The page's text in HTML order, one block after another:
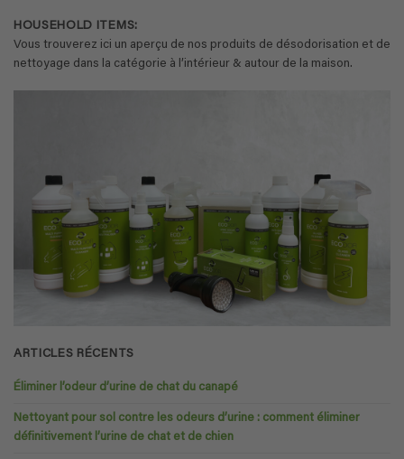
HOUSEHOLD ITEMS:
Vous trouverez ici un aperçu de nos produits de désodorisation et de
nettoyage dans la catégorie à l’intérieur & autour de la maison.
ARTICLES RÉCENTS
Éliminer l’odeur d’urine de chat du canapé
Nettoyant pour sol contre les odeurs d’urine : comment éliminer
définitivement l’urine de chat et de chien